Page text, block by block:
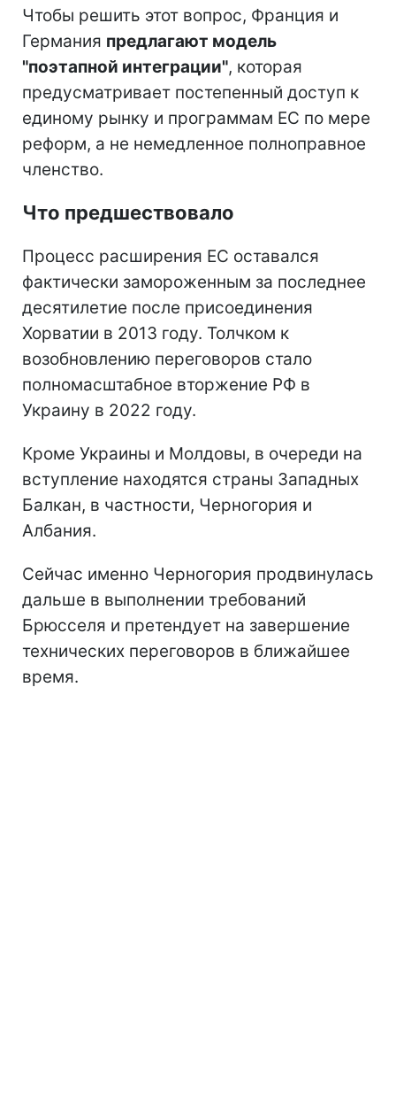
Чтобы решить этот вопрос, Франция и
Германия предлагают модель
"поэтапной интеграции", которая
предусматривает постепенный доступ к
единому рынку и программам ЕС по мере
реформ, а не немедленное полноправное
членство.
Что предшествовало
Процесс расширения ЕС оставался
фактически замороженным за последнее
десятилетие после присоединения
Хорватии в 2013 году. Толчком к
возобновлению переговоров стало
полномасштабное вторжение РФ в
Украину в 2022 году.
Кроме Украины и Молдовы, в очереди на
вступление находятся страны Западных
Балкан, в частности, Черногория и
Албания.
Сейчас именно Черногория продвинулась
дальше в выполнении требований
Брюсселя и претендует на завершение
технических переговоров в ближайшее
время.